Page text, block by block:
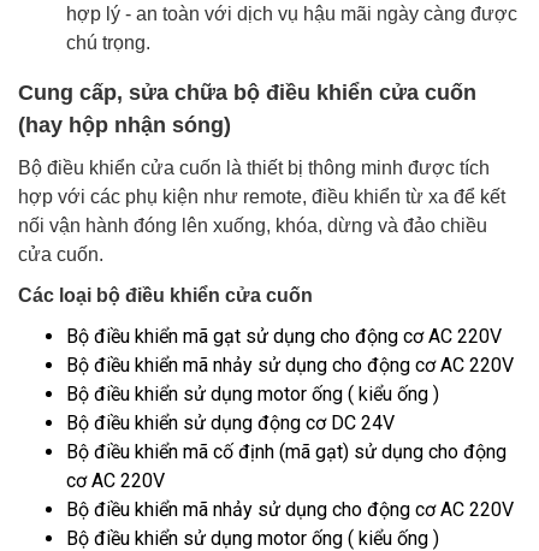
hợp lý - an toàn với dịch vụ hậu mãi ngày càng được
chú trọng.
Cung cấp, sửa chữa bộ điều khiển cửa cuốn
(hay hộp nhận sóng)
Bộ điều khiển cửa cuốn là thiết bị thông minh được tích
hợp với các phụ kiện như remote, điều khiển từ xa để kết
nối vận hành đóng lên xuống, khóa, dừng và đảo chiều
cửa cuốn.
Các loại bộ điều khiển cửa cuốn
Bộ điều khiển mã gạt sử dụng cho động cơ AC 220V
Bộ điều khiển mã nhảy sử dụng cho động cơ AC 220V
Bộ điều khiển sử dụng motor ống ( kiểu ống )
Bộ điều khiển sử dụng động cơ DC 24V
Bộ điều khiển mã cố định (mã gạt) sử dụng cho động
cơ AC 220V
Bộ điều khiển mã nhảy sử dụng cho động cơ AC 220V
Bộ điều khiển sử dụng motor ống ( kiểu ống )